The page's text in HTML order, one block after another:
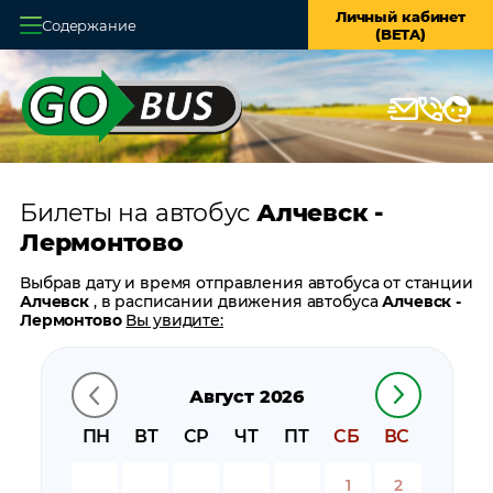
Содержание
Личный кабинет
(BETA)
Главная
О системе
Оплата и доставка
Возврат билетов
Заказ автобуса
Контакты
Билеты на автобусАлчевск -
Лермонтово
Август 2026
ПН
ВТ СР ЧТ ПТ СБ ВС
1 2
Выбрав дату и время отправления автобуса от станции
Алчевск , в расписании движения автобусаАлчевск -
Лермонтово Вы увидите:
время прибытия
время в пути
цену билета